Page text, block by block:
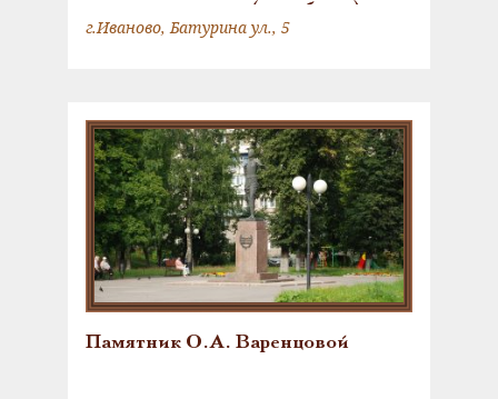
привратницкими (службами);
беседка; решетка партера; фонтан
г.Иваново, Батурина ул., 5
Памятник О.А. Варенцовой